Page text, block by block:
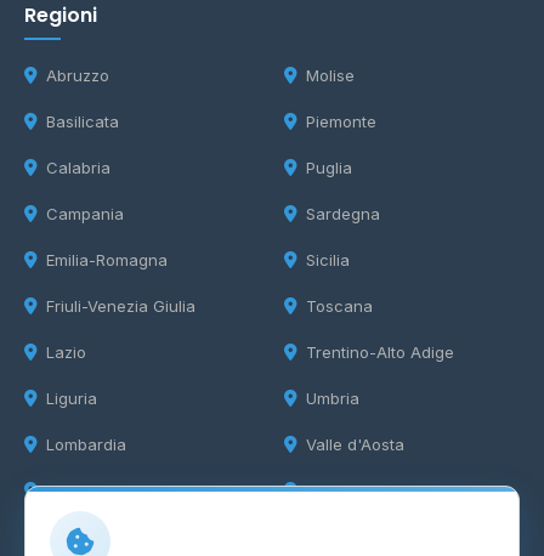
Regioni
Abruzzo
Basilicata
Calabria
Campania
Emilia-Romagna
Friuli-Venezia Giulia
Lazio
Liguria
Lombardia
Marche
Molise
Piemonte
Puglia
Sardegna
Sicilia
Toscana
Trentino-Alto Adige
Umbria
Valle d'Aosta
Veneto